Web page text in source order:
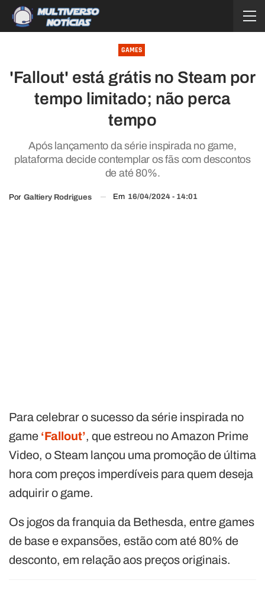
GAMES
'Fallout' está grátis no Steam por
tempo limitado; não perca
tempo
Após lançamento da série inspirada no game,
plataforma decide contemplar os fãs com descontos
de até 80%.
Por Galtiery Rodrigues Em 16/04/2024 - 14:01
Para celebrar o sucesso da série inspirada no
game ‘Fallout’, que estreou no Amazon Prime
Video, o Steam lançou uma promoção de última
hora com preços imperdíveis para quem deseja
adquirir o game.
Os jogos da franquia da Bethesda, entre games
de base e expansões, estão com até 80% de
desconto, em relação aos preços originais.